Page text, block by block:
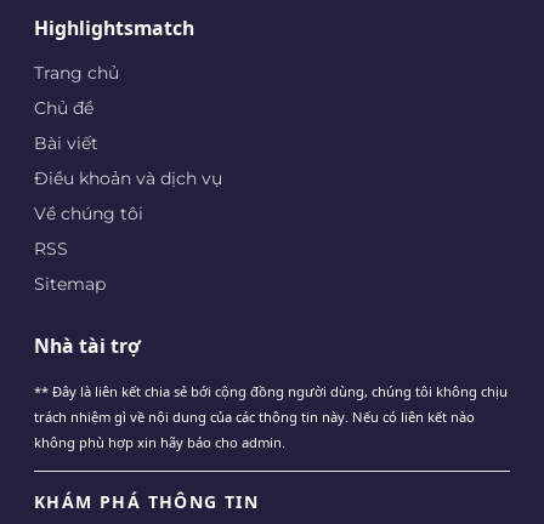
Highlightsmatch
Trang chủ
Chủ đề
Bài viết
Điều khoản và dịch vụ
Về chúng tôi
RSS
Sitemap
Nhà tài trợ
** Đây là liên kết chia sẻ bới cộng đồng người dùng, chúng tôi không chịu
trách nhiệm gì về nội dung của các thông tin này. Nếu có liên kết nào
không phù hợp xin hãy báo cho admin.
KHÁM PHÁ THÔNG TIN